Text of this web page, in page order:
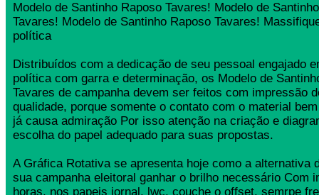
Modelo de Santinho Raposo Tavares! Modelo de
Tavares! Modelo de Santinho Raposo Tavares!
política
Distribuídos com a dedicação de seu pessoal engajado
política com garra e determinação, os Modelo de
Tavares de campanha devem ser feitos com impressão
qualidade, porque somente o contato com o material
já causa admiração Por isso atenção na criação e
escolha do papel adequado para suas propostas.
A Gráfica Rotativa se apresenta hoje como a alternativa
sua campanha eleitoral ganhar o brilho necessário Com
horas, nos papeis jornal, lwc, couche o offset, semrpe